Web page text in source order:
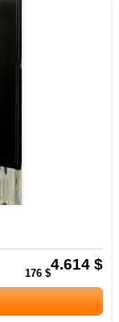
4.614 $
176 $